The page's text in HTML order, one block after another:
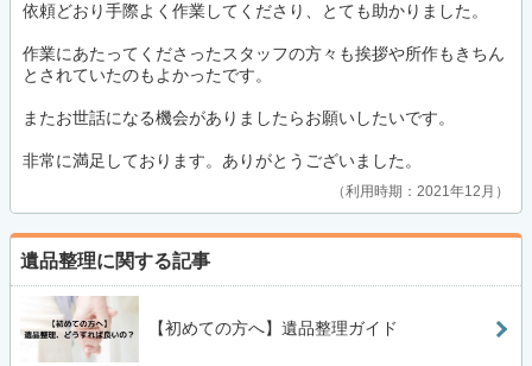
依頼どおり手際よく作業してくださり、とても助かりました。
作業にあたってくださったスタッフの方々も挨拶や所作もきちん
とされていたのもよかったです。
またお世話になる機会がありましたらお願いしたいです。
非常に満足しております。ありがとうございました。
利用時期：2021年12月
遺品整理に関する記事
【初めての方へ】遺品整理ガイド